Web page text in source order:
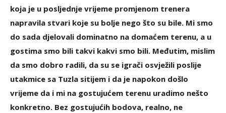
koja je u posljednje vrijeme promjenom trenera
napravila stvari koje su bolje nego što su bile. Mi smo
do sada djelovali dominatno na domaćem terenu, a u
gostima smo bili takvi kakvi smo bili. Međutim, mislim
da smo dobro radili, da su se igrači osvježili poslije
utakmice sa Tuzla sitijem i da je napokon došlo
vrijeme da i mi na gostujućem terenu uradimo nešto
konkretno. Bez gostujućih bodova, realno, ne